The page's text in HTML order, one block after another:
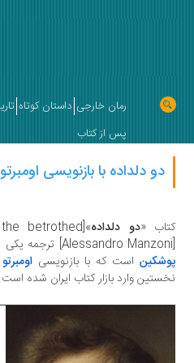
رمان خارجی داستان کوتاه
پس از کتاب
دو دلداده با بازنویسی
کتاب «دو دلداده»[The story of the betrothed] اثر
[Alessandro Manzoni] ترجمه یکی از کتاب‌های مجموعه حفظ داستان انتشارات
پوشکین است که با بازنویسی
نخستین وارد بازار کتاب ایران شده است.